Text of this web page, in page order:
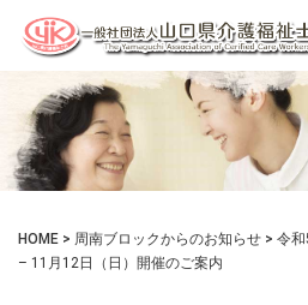
HOME > 周南ブロックからのお知らせ > 令
– 11月12日（日）開催のご案内